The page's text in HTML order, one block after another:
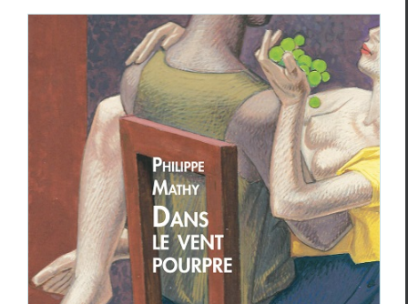
Philippe Mathy,Dans le vent pourpre
Critiques Philippe Mathy